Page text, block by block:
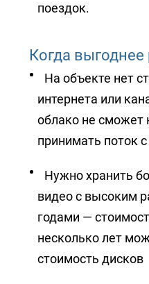
поездок.
Когда выгоднее
На объекте нет стабильного
интернета или
облако не сможет
принимать поток
Нужно хранить большой объём
видео с высоким
годами —
несколько лет
стоимость дисков